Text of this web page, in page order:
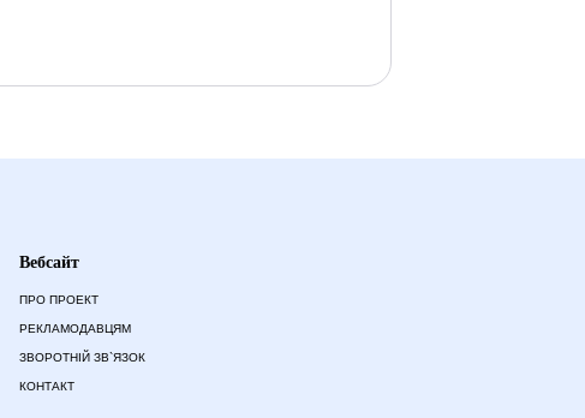
Вебсайт
ПРО ПРОЕКТ
РЕКЛАМОДАВЦЯМ
ЗВОРОТНІЙ ЗВ`ЯЗОК
КОНТАКТ